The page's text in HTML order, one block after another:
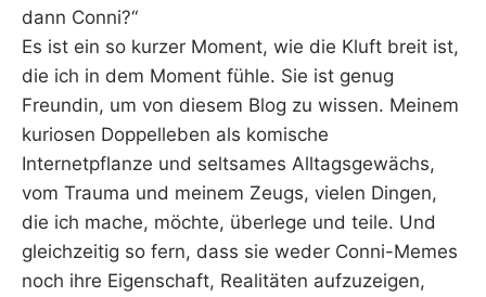
dann Conni?“
Es ist ein so kurzer Moment, wie die Kluft breit ist,
die ich in dem Moment fühle. Sie ist genug
Freundin, um von diesem Blog zu wissen. Meinem
kuriosen Doppelleben als komische
Internetpflanze und seltsames Alltagsgewächs,
vom Trauma und meinem Zeugs, vielen Dingen,
die ich mache, möchte, überlege und teile. Und
gleichzeitig so fern, dass sie weder Conni-Memes
noch ihre Eigenschaft, Realitäten aufzuzeigen,